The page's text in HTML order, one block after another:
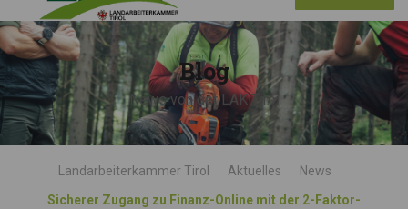
Blog
News von der LAK Tirol
Landarbeiterkammer Tirol Aktuelles
News
Sicherer Zugang zu Finanz-Online mit der 2-Faktor-